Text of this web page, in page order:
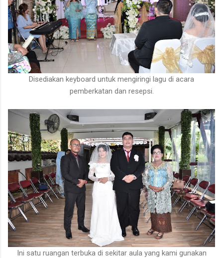
Disediakan keyboard untuk mengiringi lagu di acara
pemberkatan dan resepsi.
Ini satu ruangan terbuka di sekitar aula yang kami gunakan